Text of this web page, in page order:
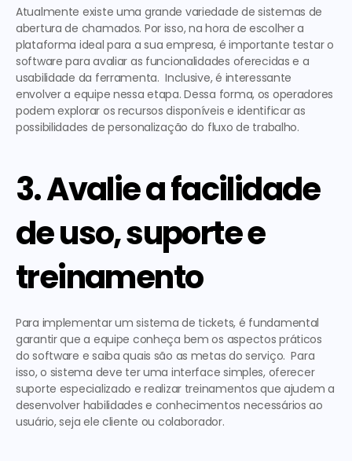
Atualmente existe uma grande variedade de sistemas de
abertura de chamados. Por isso, na hora de escolher a
plataforma ideal para a sua empresa, é importante testar o
software para avaliar as funcionalidades oferecidas e a
usabilidade da ferramenta.  Inclusive, é interessante
envolver a equipe nessa etapa. Dessa forma, os operadores
podem explorar os recursos disponíveis e identificar as
possibilidades de personalização do fluxo de trabalho.
3. Avalie a facilidade
de uso, suporte e
treinamento
Para implementar um sistema de tickets, é fundamental
garantir que a equipe conheça bem os aspectos práticos
do software e saiba quais são as metas do serviço.  Para
isso, o sistema deve ter uma interface simples, oferecer
suporte especializado e realizar treinamentos que ajudem a
desenvolver habilidades e conhecimentos necessários ao
usuário, seja ele cliente ou colaborador.